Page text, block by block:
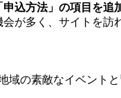
申込方法」の項目を追
が多く、サイトを訪
域の素敵なイベント